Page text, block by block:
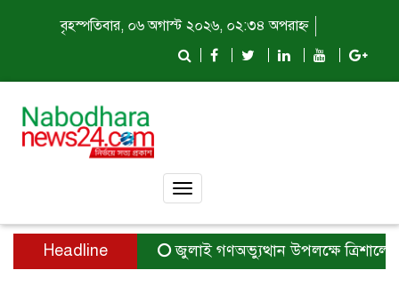
বৃহস্পতিবার, ০৬ অগাস্ট ২০২৬, ০২:৩৪ অপরাহ্ন
Toggle
Headline জুলাই গণঅভ্যুত্থান উপলক্ষে ত্রিশালে